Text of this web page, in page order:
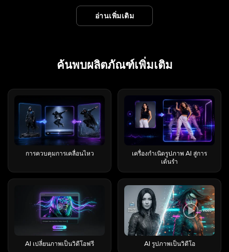
เมื่อมีการหันศีรษะ จากนั้นเขียนคำอธิบายสั้นๆ เกี่ยว
กับสภาพแวดล้อม แสง หรือกล้อง ไม่จำเป็นต้อง
ตัวแบบไว้ ใช้ตัวละครที่มองเห็นได้เพียงตัวเดียว การ
เคลื่อนไหวปานกลาง สิ่งกีดขวางน้อยที่สุด และคลิป
ควบคุมการเคลื่อนไหว Kling ผลการทดสอบความ
แม่นยำในการเคลื่อนไหวทั่วร่างกาย: การเคลื่อนไหว
ทั่วร่างกายเป็นจุดแข็งที่สุดของระบบควบคุมการ
เคลื่อนไหว Kling การเดิน การโบกมือ การเต้น การ
หมุนตัว และการขยับแขนเป็นวงกว้าง มักจะ
สอดคล้องกับวิดีโอต้นแบบได้แม่นยำกว่าการแปลง
ภาพเป็นวิดีโอโดยใช้เพียงคำสั่งเท่านั้น ผลลัพธ์จะมี
ความเสถียรมากที่สุดเมื่อภาพตัวละครและวิดีโอ
อ้างอิงมีการจัดเฟรมและสัดส่วนร่างกายที่คล้ายคลึง
ตัวเร็ว การกระโดด การไขว้แขนขา และการเปลี่ยน
ทิศทางอย่างกะทันหัน แต่จะทำงานได้ไม่ค่อยน่าเชื่อ
ถือเท่าไหร่ ปัญหาที่พบได้บ่อย ได้แก่ แขนเหยียดตรง
ขาไม่มั่นคง แขนขาหายไป และร่างกายตัดกันชั่ว
ขณะ เพื่อให้ได้ผลลัพธ์ที่ดีขึ้น ควรใช้การเคลื่อนไหว
ด้วยความเร็วปานกลาง ให้เห็นร่างกายทั้งหมด และ
เว้นระยะห่างรอบตัวแบบให้เพียงพอ ผลการทดสอบ
ความสม่ำเสมอของสีหน้าและการหันศีรษะ: การขยับ
Meta Vibes Vibes.ai — ต่างจากที่อื่นอย่างไร? ลอง
นึกภาพว่าเป็นการเปรียบเทียบระหว่างอาหารสัตว์กับ
โรงงานผลิต&nbsp;Meta Vibes คือส่วนโซเชียล ซึ่ง
ภาพและวิดีโอ การปรับแต่งสไตล์ การเพิ่มเพลง และ
วงจร การใช้งานหลัก เรียกดู รีมิกซ์ และแชร์ไปยัง
Reels/Stories สร้างจากข้อความหรือรูปภาพ และ
แก้ไข อยู่ในระบบนิเวศของ Meta AI หรือไม่?
เว็บไซต์แบบสแตนด์อโลน เหตุใด Meta จึงย้ายการ
สร้างวิดีโอออกจากแอป Meta AI (อัปเดตปี 2026)?
นี่คือสาเหตุของการย้ายที่อยู่เบื้องหลังกระทู้ “Meta Ai
Vibes WTF” บน Reddit — ผู้ใช้รายหนึ่งยอมรับว่า
พวกเขา “คิดว่าตัวเองกำลังบ้าไปแล้วจริงๆ” ที่กำลัง
ตามหาเครื่องมือสร้างวิดีโอที่หายไป Meta ได้ปรับ
เปลี่ยนแอป Meta AI ให้เน้นไปที่การแชทและการใช้
งานบนผืนผ้าใบ และย้ายการสร้างวิดีโอ/ภาพแบบ
เต็มรูปแบบไปยัง Vibes.ai ซึ่งเป็นแอปพลิเคชันแยก
ต่างหาก การแบ่งแยกนี้เป็นสิ่งที่บทความของคู่แข่ง
ส่วนใหญ่มองข้ามไป เพราะพวกเขายังคงยึดติดอยู่กับ
กรอบความคิดในวันเปิดตัว ถ้าปุ่มวิดีโอของคุณหาย
ไป ไม่ได้หมายความว่าปุ่มเสีย แค่เลื่อนตำแหน่งไป
เท่านั้นเอง เครื่องมือ “vibe” อื่นๆ ที่คุณอาจหมายถึง
(ตารางแยกแยะความหมายอย่างรวดเร็ว) มี
รองรับอีกด้วย ความยาววิดีโอสูงสุดขึ้นอยู่กับรุ่นที่
เลือก ความละเอียดเอาต์พุต จำนวนเฟรม หน่วย
ความจำ VRAM ที่ใช้งานได้ และว่าวิดีโอถูกสร้างขึ้น
อย่างไรก็ตาม ระยะเวลาสูงสุดที่โฆษณาไว้ไม่ควรถูก
นำมาใช้เป็นหลักประกันว่าเป็นระยะเวลาที่เสถียร
ตัวอย่างเช่น เวอร์ชัน LTXV 13B 0.9.8 รุ่นเก่ากว่านั้น
ได้เพิ่มฟังก์ชันการถ่ายภาพระยะไกลได้นานถึง 60
วินาที รุ่น LTX-2 รุ่นใหม่กว่า เน้นการซิงโครไนซ์คลิป
เสียงและวิดีโอที่มีความยาวสูงสุดประมาณ 10 วินาที
พร้อมทั้งรองรับการปรับแต่งหลายคีย์เฟรมและการ
ขยายวิดีโอด้วย การสร้างภาพแบบผ่านครั้งเดียวเป็น
เวลานานจะได้ผลดีที่สุดเมื่อฉากมีตัวแบบที่ชัดเจน
การกระทำหลักเพียงอย่างเดียว แสงสม่ำเสมอ และ
การเปลี่ยนมุมกล้องไม่มากนัก การต่อขยายวิดีโอที่
ยืดหยุ่น การต่อขยายวิดีโอเป็นวิธีที่ใช้งานได้จริง
มากกว่าในการสร้างเนื้อหาที่มีความยาวมากขึ้น
แทนที่จะขอให้โมเดลสร้างลำดับภาพทั้งหมดในคราว
เดียว คุณสามารถสร้างคลิปเปิดก่อน แล้วใช้ภาพ
สุดท้ายหรือเฟรมสุดท้ายของคลิปนั้นเป็นเงื่อนไข
สำหรับคลิปถัดไป LTX Video รองรับการขยายภาพไป
ข้างหน้าและย้อนกลับอย่างเป็นทางการ รวมถึงการ
ปรับแต่งภาพจากภาพนิ่ง คลิปวิดีโอสั้น และคีย์เฟรม
หลายเฟรม วิธีนี้ทำให้สามารถดำเนินฉากต่อไปได้
สร้างภาพธรรมดา มันไม่ได้สร้างเพียงแค่ภาพที่
สวยงามเท่านั้น มันพยายามทำความเข้าใจว่าควรจัด
วางข้อมูล วัตถุ ข้อความ และองค์ประกอบการ
Seedream 5.0 Pro สามารถแปลงข้อมูล แนวคิด
และข้อความจำนวนมากให้เป็นเลย์เอาต์ระดับมือ
กราฟิก โปสเตอร์เพื่อการศึกษา แผนภูมิเปรียบเทียบ
ความรู้สำหรับโซเชียลมีเดีย เรื่องนี้สำคัญเพราะการ
สร้างภาพข้อมูลนั้นทำได้ยาก นางแบบต้องวางแผน
ผัง จัดวางข้อความให้ถูกต้อง แบ่งส่วนต่างๆ รักษา
ลำดับชั้นให้สามารถอ่านได้ และยังต้องทำให้ภาพดูดี
อีกด้วย Seedream 5.0 Pro ยังได้รับการออกแบบมา
เพื่อการแก้ไขที่แม่นยำยิ่งขึ้นแบบโต้ตอบได้อีกด้วย
ตามข้อมูลอย่างเป็นทางการ ระบุว่าสามารถใช้การ
ระบุตำแหน่งเชิงพื้นที่และความเข้าใจในระดับ
ภูมิภาคเพื่อรองรับการเลือกจุด การเลือกด้วยเครื่องมือ
บ่วง การเรนเดอร์ภาพร่าง การแก้ไขสี การเปลี่ยนวัสดุ
และการรวมภาพหลายภาพเข้าด้วยกัน กล่าวโดยง่าย
คุณสามารถสั่งให้โปรแกรมแก้ไขส่วนใดส่วนหนึ่งของ
ภาพโดยไม่ต้องสร้างภาพใหม่ทั้งหมด ตัวอย่างเช่น
แทนที่จะพูดว่า “ทำให้ห้องนี้ดูดีขึ้น” คุณอาจพูดว่า:
เปลี่ยนเฉพาะผ้าหุ้มโซฟาเท่านั้น คงแสงไฟและ
เค้าโครงห้องไว้เหมือนเดิม คำถามประเภทนั้นมี
รู้จักกันในชื่อ Doubao-Seed-Audio 1.0 โมเดลสร้าง
เสียงด้วย AI รุ่นใหม่นี้ไม่ใช่แค่เครื่องมือแปลง
บรรยากาศ และเอฟเฟ็กต์เสียง กล่าวอีกนัยหนึ่ง Seed
Audio 1.0 ไม่ได้แค่สร้างเสียงพูดเท่านั้น มันพยายาม
สามารถแปลงข้อความและเสียงอ้างอิงให้เป็นเสียง
เป้าหมายได้ ฟังดูเหมือนง่าย แต่แนวคิดเบื้องหลังนั้น
ยิ่งใหญ่กว่านั้นมาก เครื่องมือ AI สำหรับการอ่านออก
เสียงส่วนใหญ่จะอ่านข้อความออกมาดัง ๆ เท่านั้น
คุณพิมพ์สคริปต์ เลือกเสียง แล้วก็จะได้เสียงพากย์
Seed Audio 1.0 ก้าวไปไกลกว่านั้น สามารถสร้างบท
สนทนาของตัวละครได้ น้ำเสียงที่แสดงอารมณ์
สำเนียงและการพูดแบบภาษาถิ่น เพลงประกอบ. เสียง
บรรยากาศ เสียงประกอบและเอฟเฟกต์เสียง ราย
ละเอียดที่ไม่ใช้คำพูด เช่น เสียงหัวเราะ เสียงถอน
หายใจ การหายใจ และช่วงหยุดพูด นั่นหมายความ
ว่าผู้สร้างสามารถอธิบายฉากเสียงทั้งหมดได้ด้วยคำ
สั่งเดียว แทนที่จะสร้างเลเยอร์เสียงแต่ละชั้นด้วย
ตนเอง ตัวอย่างเช่น คุณสามารถบรรยายฉากถนน
ท่ามกลางสายฝน มีตัวละครสองคนกำลังพูดคุยกัน มี
ดนตรีประกอบเบาๆ ที่สร้างความตึงเครียด เสียง
รถยนต์จากระยะไกล เสียงฝีเท้า และน้ำเสียงที่แสดง
ข้ามไป วงเงินใช้งานรายวันถูกลดลงโดยไม่แจ้งให้
ทราบล่วงหน้า ลายน้ำที่มองไม่เห็นถูกฝังอยู่ในทุก
พิกเซล และระบบการเรียกเก็บเงินที่สับสนทำให้ผู้ใช้มี
การเข้าถึงฟรีทุกวิธีในปี 2026 พร้อมด้วยข้อจำกัดที่
ได้รับการยืนยัน รายละเอียดวิธีแก้ไข และกลยุทธ์แบบ
เริ่มต้น) Nano Banana คือเทคโนโลยีสร้างภาพด้วย
AI ของ Google ภายในระบบนิเวศ Gemini คุณ
อธิบายสิ่งที่คุณต้องการ แล้วแบบจำลองจะสร้างภาพ
ที่มีรายละเอียดในเวลาเพียงไม่กี่วินาที Nano
Banana เทียบกับ Nano Banana Pro เทียบกับ
Nano Banana 2 — ต่างกันอย่างไร? เหตุใด Nano
Banana AI จึงเป็นโปรแกรมสร้างภาพอันดับ 1 ในปี
2026 Nano Banana Pro ครองอันดับสูงสุดใน
ตารางคะแนน LMArena ที่ Elo 1,360 ด้วยความ
แม่นยำในการใส่ข้อความในภาพ 94% ความ
สม่ำเสมอของตัวอักษรสำหรับผู้คนสูงสุด 14 คน และ
ความเร็วในการสร้างภาพต่ำสุดที่ 4 วินาที การรวม
กันของปัจจัยเหล่านั้นอธิบายได้ว่าทำไมการเข้าถึงฟรี
จึงเป็นที่ต้องการอย่างมาก Nano Banana AI ฟรีจริง
หรือเปล่า? (คำตอบที่ตรงไปตรงมา) ใช่แล้ว Nano
Banana AI นั้นฟรีจริง ๆ แต่มีข้อจำกัดอยู่บ้าง แอป
Gemini จะให้ภาพถ่าย NB2 ประมาณ 20 ภาพ และ
NB Pro ประมาณ 2 ภาพต่อวัน AI Studio ให้บริการ
อ่านเพิ่มเติม
ค้นพบผลิตภัณฑ์เพิ่มเติม
การควบคุมการเคลื่อนไหว
เครื่องกำเนิดรูปภาพ AI สู่การ
เต้นรำ
AI เปลี่ยนภาพเป็นวิดีโอฟรี AI รูปภาพเป็นวิดีโอ